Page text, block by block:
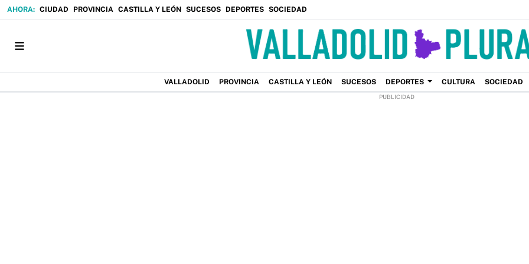
CIUDAD PROVINCIA CASTILLA Y LEÓN SUCESOS DEPORTES SOCIEDAD
VALLADOLID PROVINCIA CASTILLA Y LEÓN SUCESOS DEPORTES CULTURA SOCIEDAD